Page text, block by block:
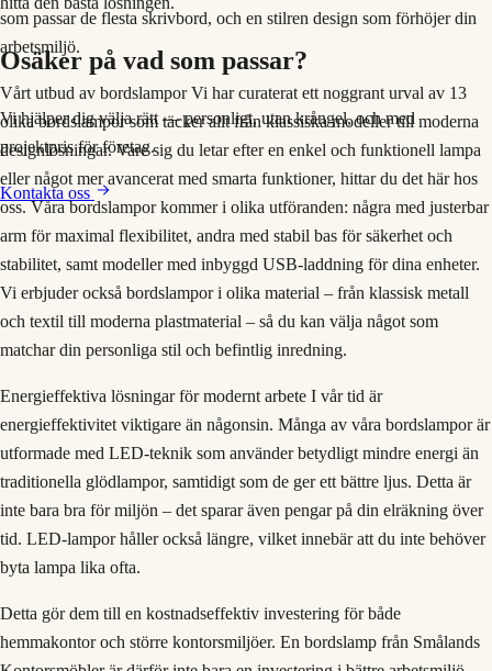
som passar de flesta skrivbord, och en stilren design som förhöjer din
arbetsmiljö.
Vårt utbud av bordslampor Vi har curaterat ett noggrant urval av 13
olika bordslampor som täcker allt från klassiska modeller till moderna
designlösningar. Vare sig du letar efter en enkel och funktionell lampa
eller något mer avancerat med smarta funktioner, hittar du det här hos
oss. Våra bordslampor kommer i olika utföranden: några med justerbar
arm för maximal flexibilitet, andra med stabil bas för säkerhet och
stabilitet, samt modeller med inbyggd USB-laddning för dina enheter.
Vi erbjuder också bordslampor i olika material – från klassisk metall
och textil till moderna plastmaterial – så du kan välja något som
matchar din personliga stil och befintlig inredning.
Energieffektiva lösningar för modernt arbete I vår tid är
energieffektivitet viktigare än någonsin. Många av våra bordslampor är
utformade med LED-teknik som använder betydligt mindre energi än
traditionella glödlampor, samtidigt som de ger ett bättre ljus. Detta är
inte bara bra för miljön – det sparar även pengar på din elräkning över
tid. LED-lampor håller också längre, vilket innebär att du inte behöver
byta lampa lika ofta.
Detta gör dem till en kostnadseffektiv investering för både
hemmakontor och större kontorsmiljöer. En bordslamp från Smålands
Osäker på vad som passar?
Vi hjälper dig välja rätt — personligt, utan krångel, och med
projektpris för företag.
Kontakta oss